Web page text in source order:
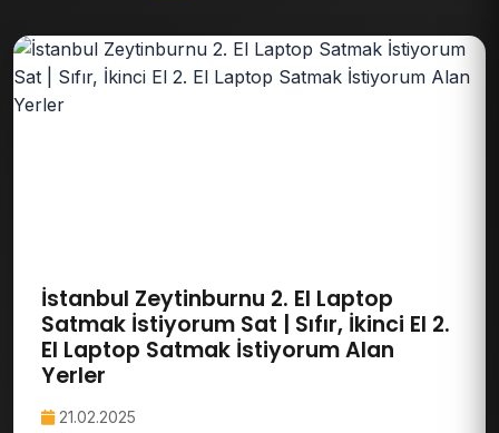
İstanbul Zeytinburnu 2. El Laptop
Satmak İstiyorum Sat | Sıfır, İkinci El 2.
El Laptop Satmak İstiyorum Alan
Yerler
21.02.2025